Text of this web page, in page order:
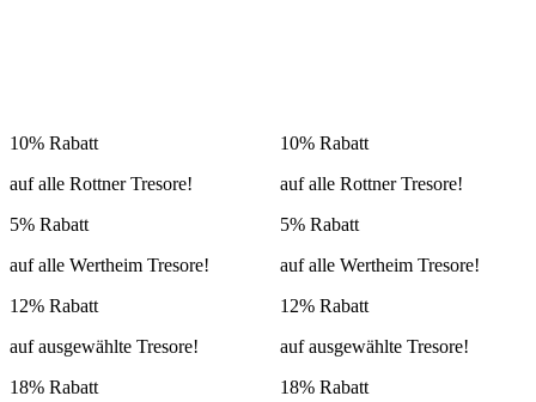
10% Rabatt
auf alle Rottner Tresore!
5% Rabatt
auf alle Wertheim Tresore!
12% Rabatt
auf ausgewählte Tresore!
18% Rabatt
10% Rabatt
auf alle Rottner Tresore!
5% Rabatt
auf alle Wertheim Tresore!
12% Rabatt
auf ausgewählte Tresore!
18% Rabatt